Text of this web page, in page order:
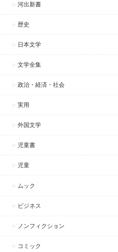
河出新書
歴史
日本文学
文学全集
政治・経済・社会
実用
外国文学
児童書
児童
ムック
ビジネス
ノンフィクション
コミック